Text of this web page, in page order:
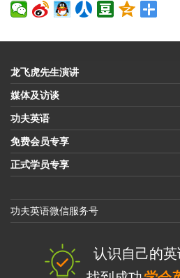
龙飞虎先生演讲
媒体及访谈
功夫英语
免费会员专享
正式学员专享
功夫英语微信服务号
认识自己的英